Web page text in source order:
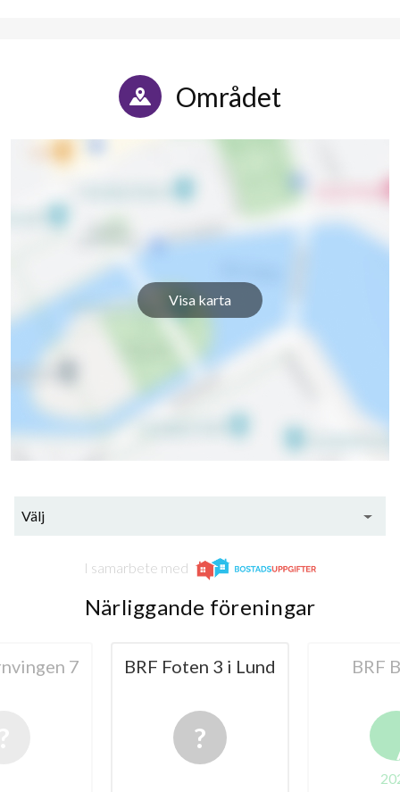
12
Området
Visa karta
Välj
I samarbete med
Närliggande föreningar
3 i Lund BRF Bollen
A
BRF